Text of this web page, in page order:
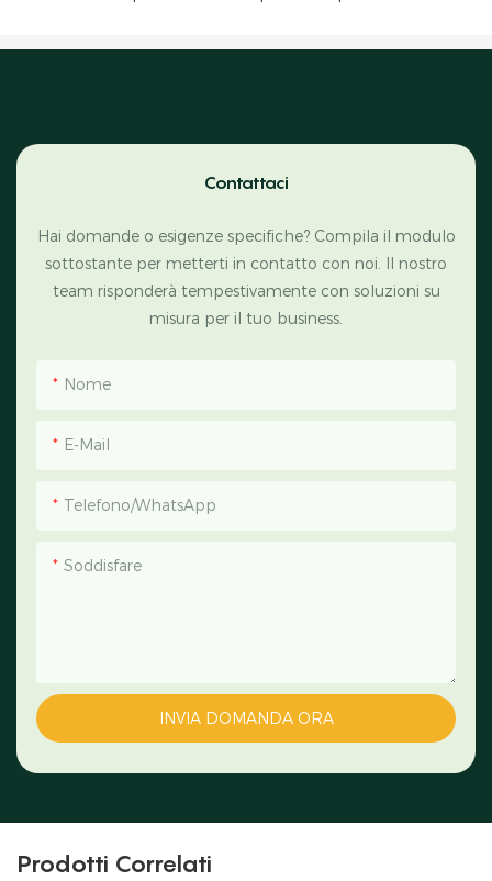
Contattaci
Hai domande o esigenze specifiche? Compila il modulo
sottostante per metterti in contatto con noi. Il nostro
team risponderà tempestivamente con soluzioni su
misura per il tuo business.
Nome
E-Mail
Telefono/WhatsApp
Soddisfare
INVIA DOMANDA ORA
Prodotti Correlati